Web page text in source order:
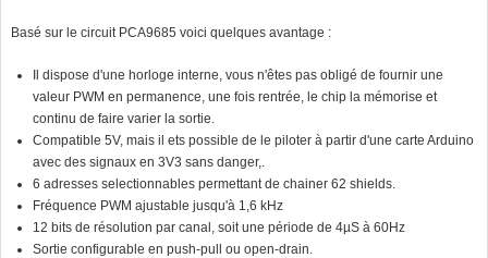
Basé sur le circuit PCA9685 voici quelques avantage :
Il dispose d'une horloge interne, vous n'êtes pas obligé de fournir une
valeur PWM en permanence, une fois rentrée, le chip la mémorise et
continu de faire varier la sortie.
Compatible 5V, mais il ets possible de le piloter à partir d'une carte Arduino
avec des signaux en 3V3 sans danger,.
6 adresses selectionnables permettant de chainer 62 shields.
Fréquence PWM ajustable jusqu'à 1,6 kHz
12 bits de résolution par canal, soit une période de 4µS à 60Hz
Sortie configurable en push-pull ou open-drain.